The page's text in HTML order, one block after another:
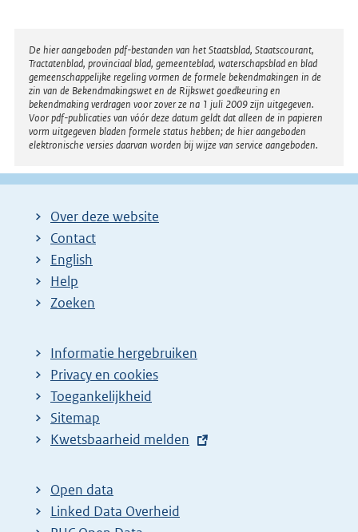
Disclaimer
De hier aangeboden pdf-bestanden van het Staatsblad, Staatscourant,
Tractatenblad, provinciaal blad, gemeenteblad, waterschapsblad en blad
gemeenschappelijke regeling vormen de formele bekendmakingen in de
zin van de Bekendmakingswet en de Rijkswet goedkeuring en
bekendmaking verdragen voor zover ze na 1 juli 2009 zijn uitgegeven.
Voor pdf-publicaties van vóór deze datum geldt dat alleen de in papieren
vorm uitgegeven bladen formele status hebben; de hier aangeboden
elektronische versies daarvan worden bij wijze van service aangeboden.
Over deze website
Contact
English
Help
Zoeken
Informatie hergebruiken
Privacy en cookies
Toegankelijkheid
Sitemap
E
t
e
r
Kwetsbaarheid melden
Open data
Linked Data Overheid